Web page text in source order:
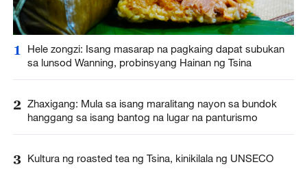
1
Hele zongzi: Isang masarap na pagkaing dapat subukan
sa lunsod Wanning, probinsyang Hainan ng Tsina
2 Zhaxigang: Mula sa isang maralitang nayon sa bundok
hanggang sa isang bantog na lugar na panturismo
3 Kultura ng roasted tea ng Tsina, kinikilala ng UNSECO